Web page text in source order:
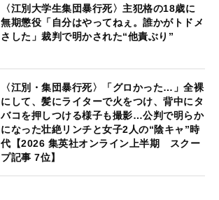
〈江別大学生集団暴行死〉主犯格の18歳に
無期懲役「自分はやってねぇ。誰かがトドメ
さした」裁判で明かされた“他責ぶり”
〈江別・集団暴行死〉「グロかった…」全裸
にして、髪にライターで火をつけ、背中にタ
バコを押しつける様子も撮影…公判で明らか
になった壮絶リンチと女子2人の“陰キャ”時
代【2026 集英社オンライン上半期 スクー
プ記事 7位】